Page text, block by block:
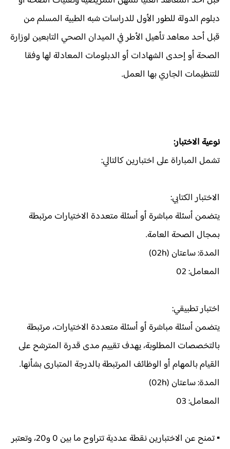
دبلوم الدولة للطور الأول للدراسات شبه الطبية المسلم من
قبل أحد معاهد تأهيل الأطر في الميدان الصحي التابعين لوزارة
الصحة أو إحدى الشهادات أو الدبلومات المعادلة لها وفقا
للتنظيمات الجاري بها العمل.
نوعية الاختبار:
تشمل المباراة على اختبارين كالتالي:
الاختبار الكتابي:
يتضمن أسئلة مباشرة أو أسئلة متعددة الاختيارات مرتبطة
بمجال الصحة العامة.
المدة: ساعتان (02h)
المعامل: 02
اختبار تطبيقي:
يتضمن أسئلة مباشرة أو أسئلة متعددة الاختيارات، مرتبطة
بالتخصصات المطلوبة، يهدف تقييم مدى قدرة المترشح على
القيام بالمهام أو الوظائف المرتبطة بالدرجة المتبارى بشأنها.
المدة: ساعتان (02h)
المعامل: 03
▪ تمنح عن الاختبارين نقطة عددية تتراوح ما بين 0 و20، وتعتبر